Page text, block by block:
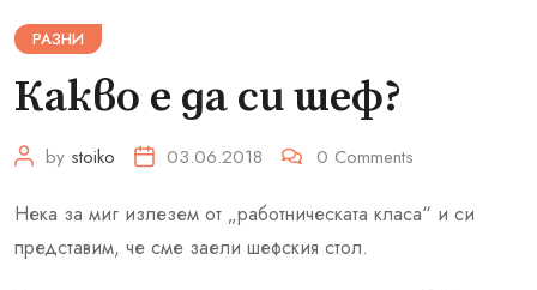
РАЗНИ
Какво е да си шеф?
by stoiko 03.06.2018 0 Comments
Нека за миг излезем от „работническата класа“ и си
представим, че сме заели шефския стол.